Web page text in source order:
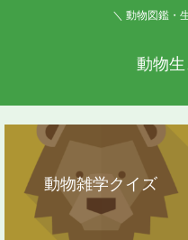
＼ 動物図鑑・
動物生
動物雑学クイズ